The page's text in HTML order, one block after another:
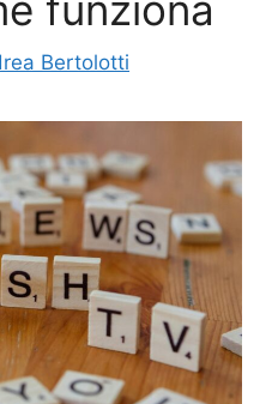
Bertolotti